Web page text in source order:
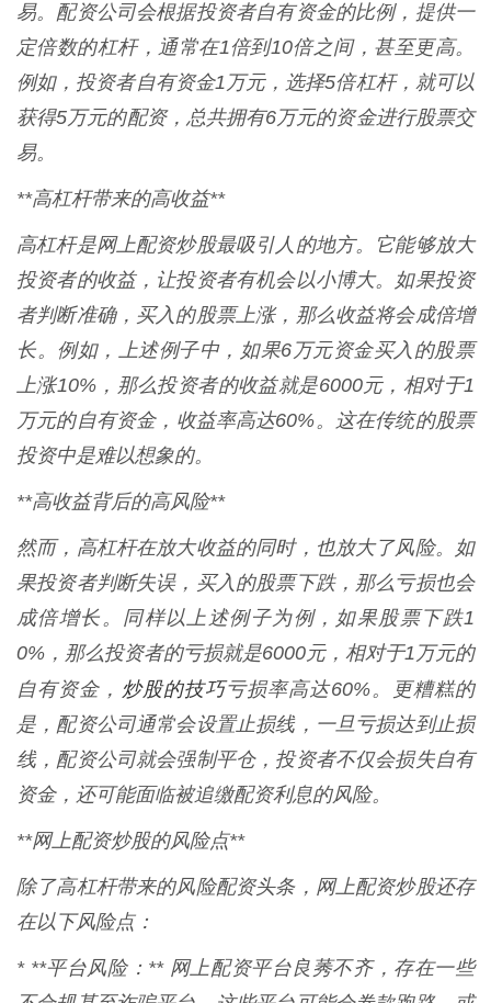
易。配资公司会根据投资者自有资金的比例，提供一
定倍数的杠杆，通常在1倍到10倍之间，甚至更高。
例如，投资者自有资金1万元，选择5倍杠杆，就可以
获得5万元的配资，总共拥有6万元的资金进行股票交
易。
**高杠杆带来的高收益**
高杠杆是网上配资炒股最吸引人的地方。它能够放大
投资者的收益，让投资者有机会以小博大。如果投资
者判断准确，买入的股票上涨，那么收益将会成倍增
长。例如，上述例子中，如果6万元资金买入的股票
上涨10%，那么投资者的收益就是6000元，相对于1
万元的自有资金，收益率高达60%。这在传统的股票
投资中是难以想象的。
**高收益背后的高风险**
然而，高杠杆在放大收益的同时，也放大了风险。如
果投资者判断失误，买入的股票下跌，那么亏损也会
成倍增长。同样以上述例子为例，如果股票下跌1
0%，那么投资者的亏损就是6000元，相对于1万元的
自有资金， 炒股的技巧亏损率高达60%。更糟糕的
是，配资公司通常会设置止损线，一旦亏损达到止损
线，配资公司就会强制平仓，投资者不仅会损失自有
资金，还可能面临被追缴配资利息的风险。
**网上配资炒股的风险点**
除了高杠杆带来的风险配资头条，网上配资炒股还存
在以下风险点：
* **平台风险：** 网上配资平台良莠不齐，存在一些